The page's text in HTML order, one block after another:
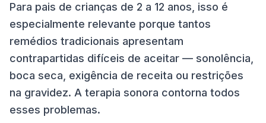
Para pais de crianças de 2 a 12 anos, isso é
especialmente relevante porque tantos
remédios tradicionais apresentam
contrapartidas difíceis de aceitar — sonolência,
boca seca, exigência de receita ou restrições
na gravidez. A terapia sonora contorna todos
esses problemas.